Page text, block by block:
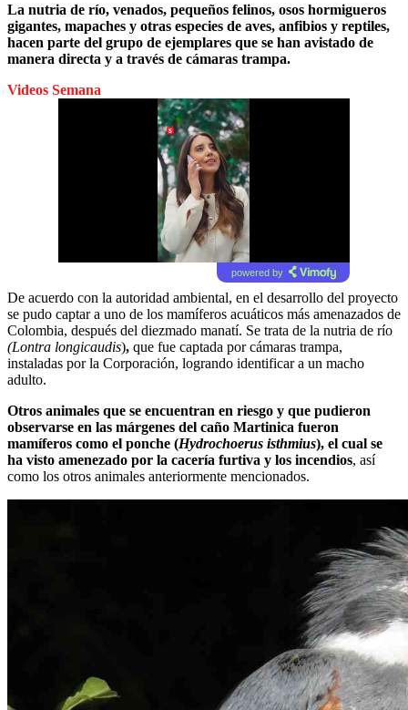
La nutria de río, venados, pequeños felinos, osos hormigueros
gigantes, mapaches y otras especies de aves, anfibios y reptiles,
hacen parte del grupo de ejemplares que se han avistado de
manera directa y a través de cámaras trampa.
Videos Semana
powered by
De acuerdo con la autoridad ambiental, en el desarrollo del proyecto
se pudo captar a uno de los mamíferos acuáticos más amenazados de
Colombia, después del diezmado manatí. Se trata de la nutria de río
(Lontra longicaudis), que fue captada por cámaras trampa,
instaladas por la Corporación, logrando identificar a un macho
adulto.
Otros animales que se encuentran en riesgo y que pudieron
observarse en las márgenes del caño Martinica fueron
mamíferos como el ponche (Hydrochoerus isthmius), el cual se
ha visto amenezado por la cacería furtiva y los incendios, así
como los otros animales anteriormente mencionados.